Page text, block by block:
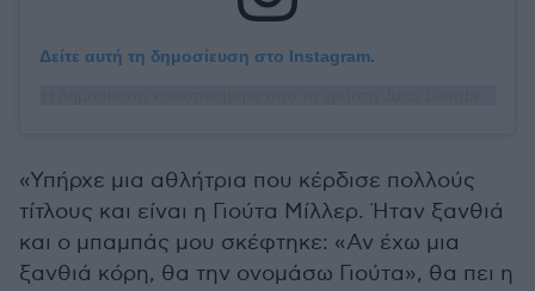
Δείτε αυτή τη δημοσίευση στο Instagram.
«Υπήρχε μια αθλήτρια που κέρδισε πολλούς
τίτλους και είναι η Γιούτα Μίλλερ. Ήταν ξανθιά
και ο μπαμπάς μου σκέφτηκε: «Αν έχω μια
ξανθιά κόρη, θα την ονομάσω Γιούτα», θα πει η